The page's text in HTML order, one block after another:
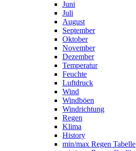
Juni
Juli
August
September
Oktober
November
Dezember
Temperatur
Feuchte
Luftdruck
Wind
Windböen
Windrichtung
Regen
Klima
History
min/max Regen Tabelle